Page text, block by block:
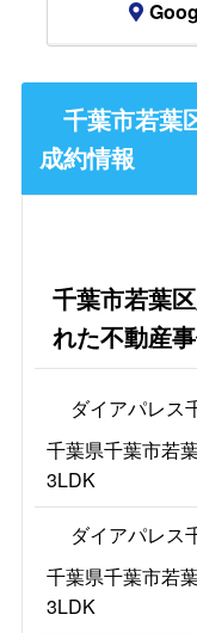
千葉市若葉
成約情報
千葉市若葉
れた不動産
ダイアパレス
千葉県千葉市若
3LDK
ダイアパレス
千葉県千葉市若
3LDK